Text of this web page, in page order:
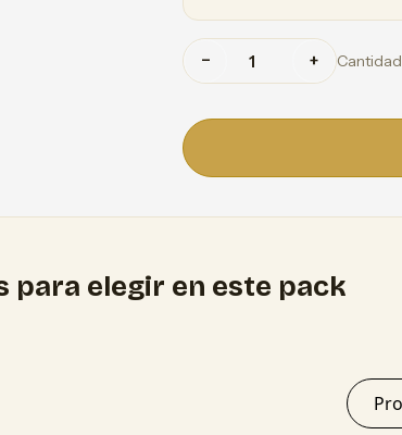
− + Cantidad
para elegir en este pack